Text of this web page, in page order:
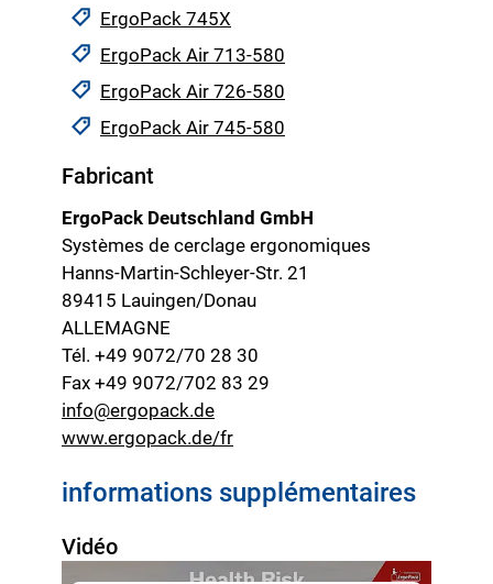
ErgoPack 745X
ErgoPack Air 713-580
ErgoPack Air 726-580
ErgoPack Air 745-580
Fabricant
ErgoPack Deutschland GmbH
Systèmes de cerclage ergonomiques
Hanns-Martin-Schleyer-Str. 21
89415 Lauingen/Donau
ALLEMAGNE
Tél. +49 9072/70 28 30
Fax +49 9072/702 83 29
info@ergopack.de
www.ergopack.de/fr
informations supplémentaires
Vidéo